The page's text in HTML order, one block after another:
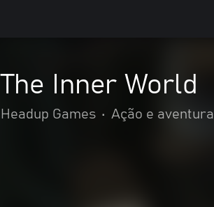
The Inner World
Headup Games • Ação e aventura